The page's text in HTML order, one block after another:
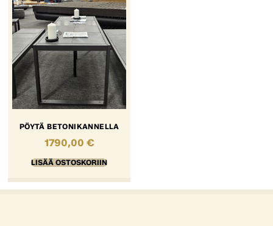
PÖYTÄ BETONIKANNELLA
1790,00 €
LISÄÄ OSTOSKORIIN